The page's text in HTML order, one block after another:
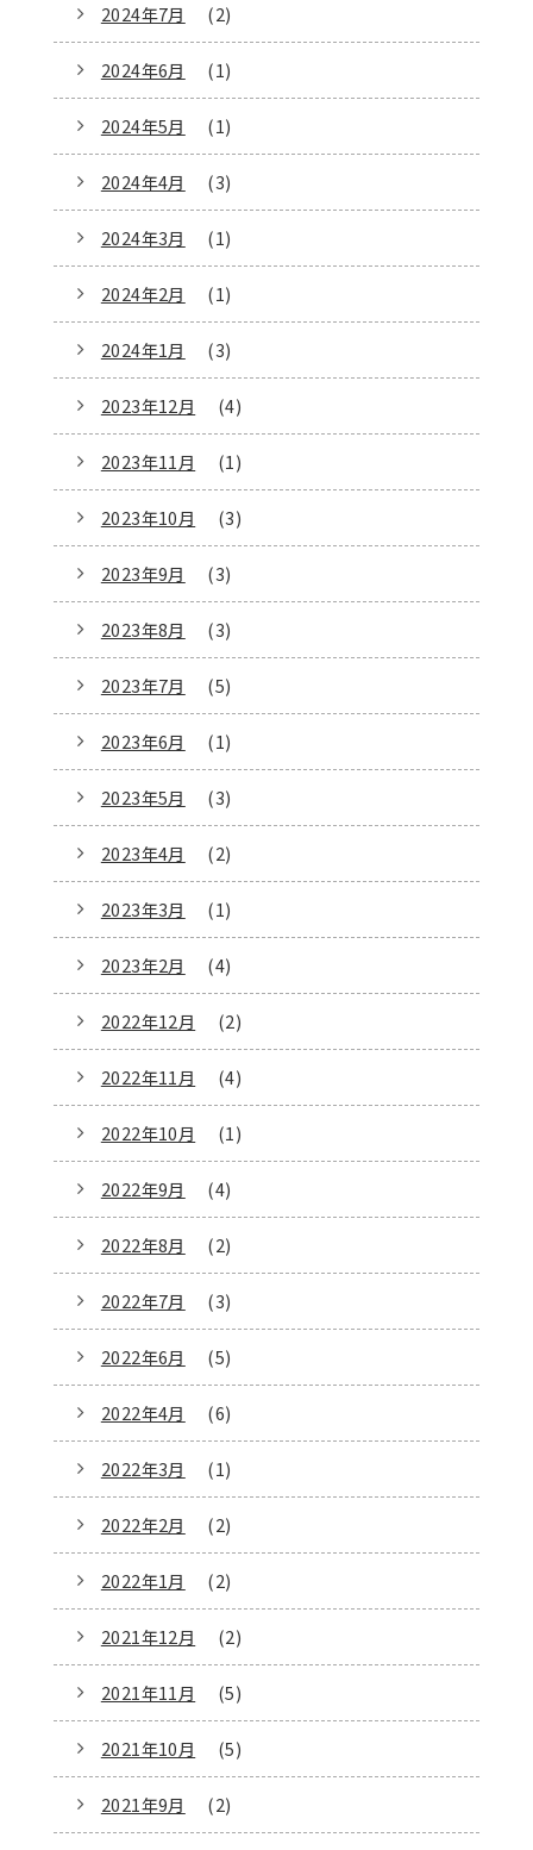
2024年7月 (2)
2024年6月 (1)
2024年5月 (1)
2024年4月 (3)
2024年3月 (1)
2024年2月 (1)
2024年1月 (3)
2023年12月 (4)
2023年11月 (1)
2023年10月 (3)
2023年9月 (3)
2023年8月 (3)
2023年7月 (5)
2023年6月 (1)
2023年5月 (3)
2023年4月 (2)
2023年3月 (1)
2023年2月 (4)
2022年12月 (2)
2022年11月 (4)
2022年10月 (1)
2022年9月 (4)
2022年8月 (2)
2022年7月 (3)
2022年6月 (5)
2022年4月 (6)
2022年3月 (1)
2022年2月 (2)
2022年1月 (2)
2021年12月 (2)
2021年11月 (5)
2021年10月 (5)
2021年9月 (2)